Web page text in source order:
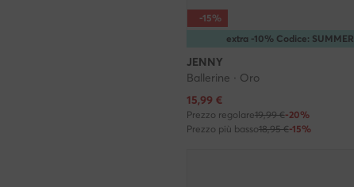
extra -10% Codice: SUMMER
-15%
JENNY
Ballerine · Oro
Prezzo attuale
15,99 €
Prezzo regolare19,99 €-20%
Prezzo più basso18,95 €-15%